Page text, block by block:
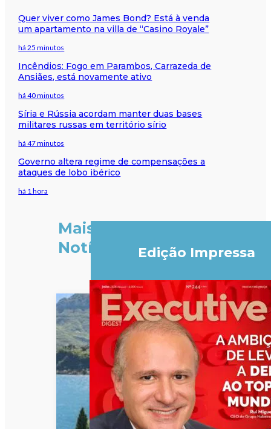
Quer viver como James Bond? Está à venda
um apartamento na villa de “Casino Royale”
há 25 minutos
Incêndios: Fogo em Parambos, Carrazeda de
Ansiães, está novamente ativo
há 40 minutos
Síria e Rússia acordam manter duas bases
militares russas em território sírio
há 47 minutos
Governo altera regime de compensações a
ataques de lobo ibérico
há 1 hora
Mais
Notícias
Edição Impressa